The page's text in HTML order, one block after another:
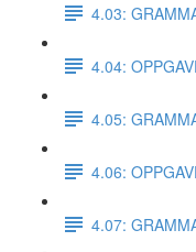
4.03:
4.04:
4.05:
4.06:
4.07: